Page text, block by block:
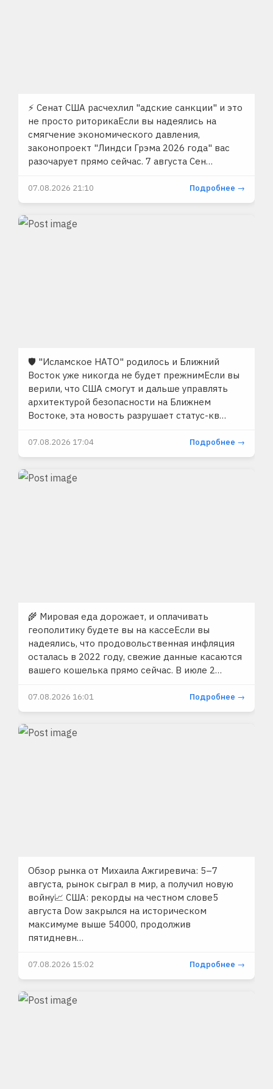
⚡️ Сенат США расчехлил "адские санкции" и это
не просто риторикаЕсли вы надеялись на
смягчение экономического давления,
законопроект "Линдси Грэма 2026 года" вас
разочарует прямо сейчас. 7 августа Сен…
07.08.2026 21:10 Подробнее →
🛡 "Исламское НАТО" родилось и Ближний
Восток уже никогда не будет прежнимЕсли вы
верили, что США смогут и дальше управлять
архитектурой безопасности на Ближнем
Востоке, эта новость разрушает статус-кв…
07.08.2026 17:04 Подробнее →
🌾 Мировая еда дорожает, и оплачивать
геополитику будете вы на кассеЕсли вы
надеялись, что продовольственная инфляция
осталась в 2022 году, свежие данные касаются
вашего кошелька прямо сейчас. В июле 2…
07.08.2026 16:01 Подробнее →
Обзор рынка от Михаила Ажгиревича: 5–7
августа, рынок сыграл в мир, а получил новую
войну📈 США: рекорды на честном слове5
августа Dow закрылся на историческом
максимуме выше 54000, продолжив
пятидневн…
07.08.2026 15:02 Подробнее →